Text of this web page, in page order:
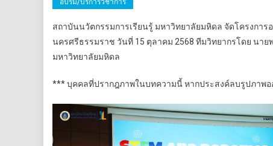
อบรม/บริการวิชาการ
สถาบันนวัตกรรมการเรียนรู้ มหาวิทยาลัยมหิดล จัดโครงกา
นครศรีธรรมราช วันที่ 15 ตุลาคม 2568 ทีมวิทยากรโดย น
มหาวิทยาลัยมหิดล
*** บุคคลที่ปรากฎภาพในบทความนี้ หากประสงค์ลบรูปภาพอ